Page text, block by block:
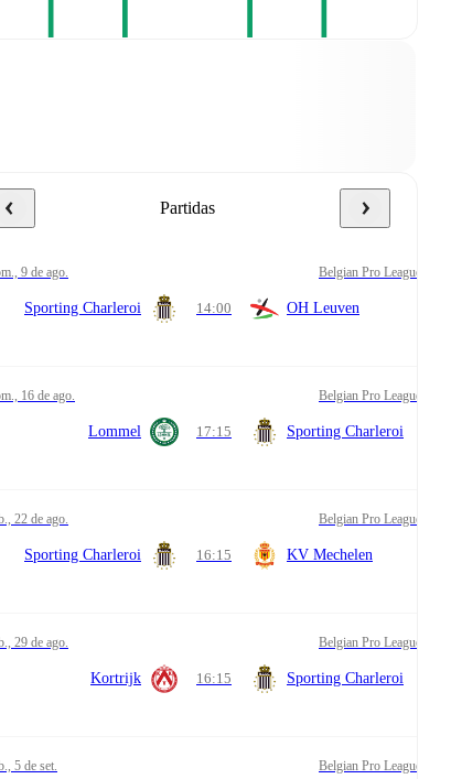
Partidas
9 de ago. Belgian Pro League
Sporting Charleroi 14:00 OH Leuven
16 de ago. Belgian Pro League
Lommel 17:15 Sporting Charleroi
22 de ago. Belgian Pro League
Sporting Charleroi 16:15 KV Mechelen
29 de ago. Belgian Pro League
Kortrijk 16:15 Sporting Charleroi
5 de set. Belgian Pro League